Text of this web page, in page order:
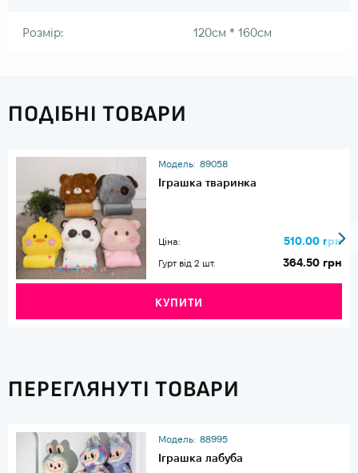
Розмір: 120см * 160см
ПОДІБНІ ТОВАРИ
Модель: 89058
Іграшка тваринка
Ціна: 510.00 грн
Гурт від 2 шт. 364.50 грн
КУПИТИ
ПЕРЕГЛЯНУТІ ТОВАРИ
Модель: 88995
Іграшка лабуба